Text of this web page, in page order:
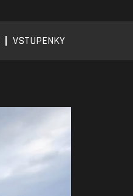
VSTUPENKY